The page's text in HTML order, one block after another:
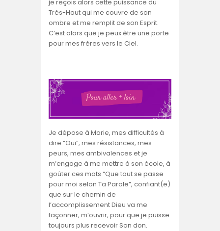
je reçois alors cette puissance du
Très-Haut qui me couvre de son
ombre et me remplit de son Esprit.
C’est alors que je peux être une porte
pour mes frères vers le Ciel.
Je dépose à Marie, mes difficultés à
dire “Oui”, mes résistances, mes
peurs, mes ambivalences et je
m’engage à me mettre à son école, à
goûter ces mots “Que tout se passe
pour moi selon Ta Parole”, confiant(e)
que sur le chemin de
l’accomplissement Dieu va me
façonner, m’ouvrir, pour que je puisse
toujours plus recevoir Son don.